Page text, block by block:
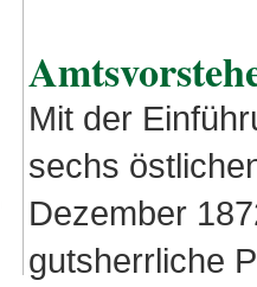
Mit der
sechs
Dezember
gutsherrliche